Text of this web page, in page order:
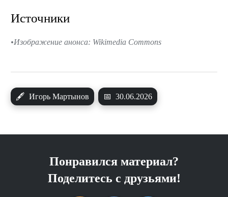
🖋 Игорь Мартынов 📅 30.06.2026
Источники
Изображение анонса: Wikimedia Commons
Понравился материал?
Поделитесь с друзьями!